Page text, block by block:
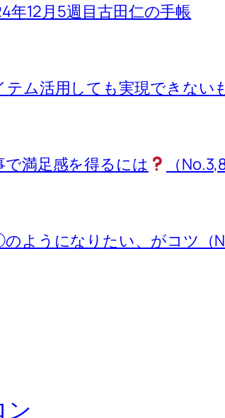
年12月5週目古田仁の手帳
テム活用しても実現できない
で満足感を得るには （
ようになりたい、がコツ（
ン